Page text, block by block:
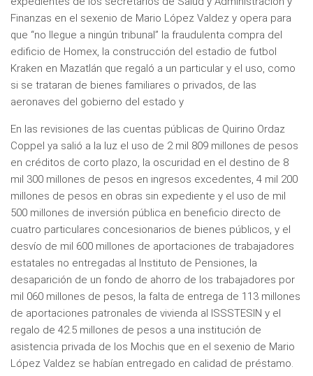
Finanzas en el sexenio de Mario López Valdez y opera para
que “no llegue a ningún tribunal” la fraudulenta compra del
edificio de Homex, la construcción del estadio de futbol
Kraken en Mazatlán que regaló a un particular y el uso, como
si se trataran de bienes familiares o privados, de las
aeronaves del gobierno del estado y
En las revisiones de las cuentas públicas de Quirino Ordaz
Coppel ya salió a la luz el uso de 2 mil 809 millones de pesos
en créditos de corto plazo, la oscuridad en el destino de 8
mil 300 millones de pesos en ingresos excedentes, 4 mil 200
millones de pesos en obras sin expediente y el uso de mil
500 millones de inversión pública en beneficio directo de
cuatro particulares concesionarios de bienes públicos, y el
desvío de mil 600 millones de aportaciones de trabajadores
estatales no entregadas al Instituto de Pensiones, la
desaparición de un fondo de ahorro de los trabajadores por
mil 060 millones de pesos, la falta de entrega de 113 millones
de aportaciones patronales de vivienda al ISSSTESIN y el
regalo de 42.5 millones de pesos a una institución de
asistencia privada de los Mochis que en el sexenio de Mario
López Valdez se habían entregado en calidad de préstamo.